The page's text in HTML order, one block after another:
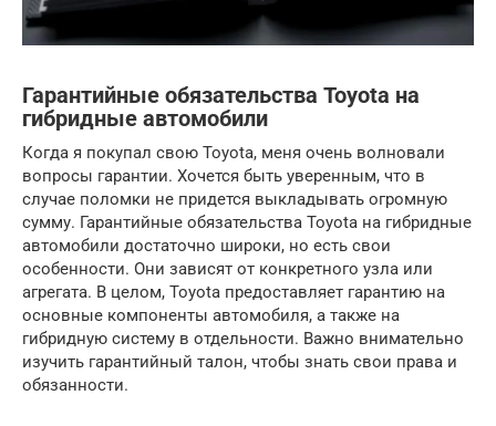
Гарантийные обязательства Toyota на
гибридные автомобили
Когда я покупал свою Toyota, меня очень волновали
вопросы гарантии. Хочется быть уверенным, что в
случае поломки не придется выкладывать огромную
сумму. Гарантийные обязательства Toyota на гибридные
автомобили достаточно широки, но есть свои
особенности. Они зависят от конкретного узла или
агрегата. В целом, Toyota предоставляет гарантию на
основные компоненты автомобиля, а также на
гибридную систему в отдельности. Важно внимательно
изучить гарантийный талон, чтобы знать свои права и
обязанности.